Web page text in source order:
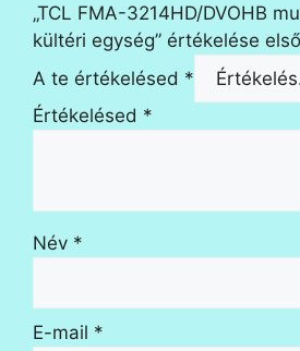
„TCL FMA-3214HD/DVOHB
kültéri egység” értékelése
A te értékelésed *
Értékelésed *
Név *
E-mail *